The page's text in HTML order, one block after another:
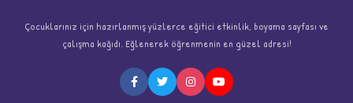
Çocuklarınız için hazırlanmış yüzlerce eğitici etkinlik, boyama sayfası ve
çalışma kağıdı. Eğlenerek öğrenmenin en güzel adresi!